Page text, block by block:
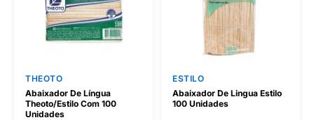
THEOTO
Abaixador De Língua
Theoto/Estilo Com 100
Unidades
ESTILO
Abaixador De Lingua Estilo
100 Unidades